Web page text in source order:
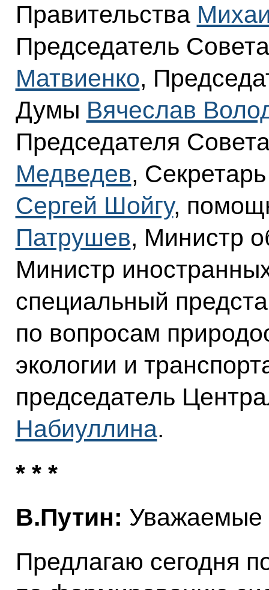
Правительства
Председатель
Матвиенко,
Думы Вячеслав
Председателя
Медведев,
Сергей Шойгу,
Патрушев, Министр
Министр
специальный
по вопросам
экологии и
председатель
Набиуллина.
* * *
В.Путин: Уважаемые
Предлагаю сегодня